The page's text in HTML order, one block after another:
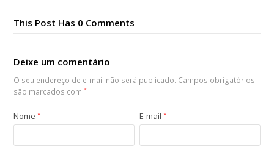
This Post Has 0 Comments
Deixe um comentário
O seu endereço de e-mail não será publicado. Campos obrigatórios
são marcados com*
Nome* E-mail*